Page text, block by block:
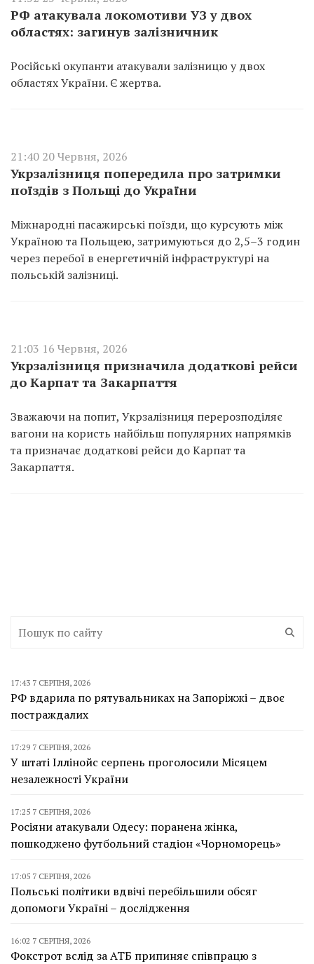
РФ атакувала локомотиви УЗ у двох
областях: загинув залізничник
Російські окупанти атакували залізницю у двох
областях України. Є жертва.
21:40 20 Червня, 2026
Укрзалізниця попередила про затримки
поїздів з Польщі до України
Міжнародні пасажирські поїзди, що курсують між
Україною та Польщею, затримуються до 2,5–3 годин
через перебої в енергетичній інфраструктурі на
польській залізниці.
21:03 16 Червня, 2026
Укрзалізниця призначила додаткові рейси
до Карпат та Закарпаття
Зважаючи на попит, Укрзалізниця перерозподіляє
вагони на користь найбільш популярних напрямків
та призначає додаткові рейси до Карпат та
Закарпаття.
17:43 7 СЕРПНЯ, 2026
РФ вдарила по рятувальниках на Запоріжжі – двоє
постраждалих
17:29 7 СЕРПНЯ, 2026
У штаті Іллінойс серпень проголосили Місяцем
незалежності України
17:25 7 СЕРПНЯ, 2026
Росіяни атакували Одесу: поранена жінка,
пошкоджено футбольний стадіон «Чорноморець»
17:05 7 СЕРПНЯ, 2026
Польські політики вдвічі перебільшили обсяг
допомоги Україні – дослідження
16:02 7 СЕРПНЯ, 2026
Фокстрот вслід за АТБ припиняє співпрацю з